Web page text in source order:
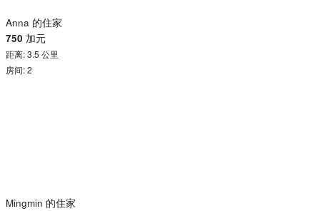
Anna 的住家
750 加元
距离: 3.5 公里
房间: 2
Mingmin 的住家